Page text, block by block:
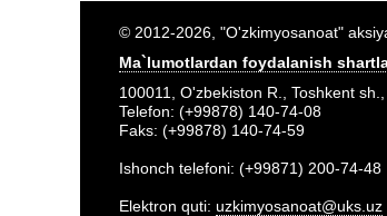
© 2012-2026, "O'zkimyosanoat"
Ma`lumotlardan foydalanish
100011, O'zbekiston R., Toshkent
Telefon: (+99878) 140-74-08
Faks: (+99878) 140-74-59
Ishonch telefoni: (+99871) 200-74-48
Elektron quti: uzkimyosanoat@uks.uz